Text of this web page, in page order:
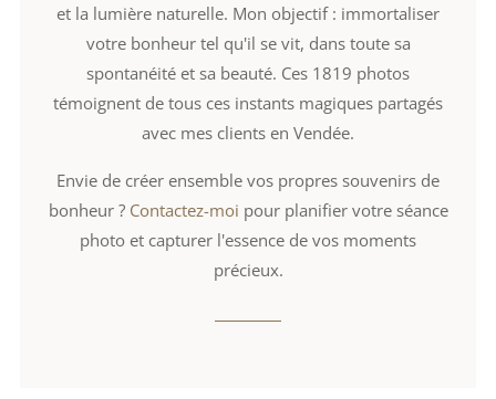
et la lumière naturelle. Mon objectif : immortaliser
votre bonheur tel qu'il se vit, dans toute sa
spontanéité et sa beauté. Ces 1819 photos
témoignent de tous ces instants magiques partagés
avec mes clients en Vendée.
Envie de créer ensemble vos propres souvenirs de
bonheur ? Contactez-moi pour planifier votre séance
photo et capturer l'essence de vos moments
précieux.